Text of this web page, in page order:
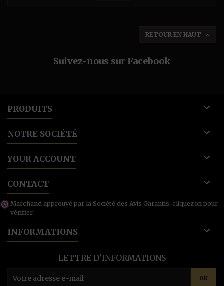
RETOUR EN HAUT 
Suivez-nous sur Facebook
PRODUITS 
NOTRE SOCIÉTÉ 
YOUR ACCOUNT 
CONTACT 
Marchand approuvé par la Société des Avis Garantis, cliquez ici pour
vérifier.
INFORMATIONS 
LETTRE D'INFORMATIONS